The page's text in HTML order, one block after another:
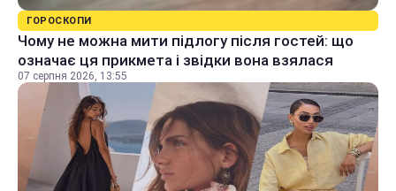
ГОРОСКОПИ
Чому не можна мити підлогу після гостей: що
означає ця прикмета і звідки вона взялася
07 серпня 2026, 13:55